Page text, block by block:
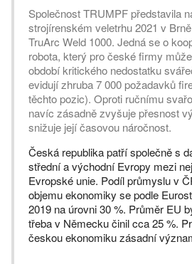
Společnost TRUMPF představila
strojírenském veletrhu 2021 v
TruArc Weld 1000. Jedná se o
robota, který pro české firmy
období kritického nedostatku
evidují zhruba 7 000 požadavků
těchto pozic). Oproti ručnímu
navíc zásadně zvyšuje přesnost
snižuje její časovou náročnost.
Česká republika patří společně s
střední a východní Evropy mezi
Evropské unie. Podíl průmyslu v
objemu ekonomiky se podle
2019 na úrovni 30 %. Průměr EU
třeba v Německu činil cca 25 %.
českou ekonomiku zásadní